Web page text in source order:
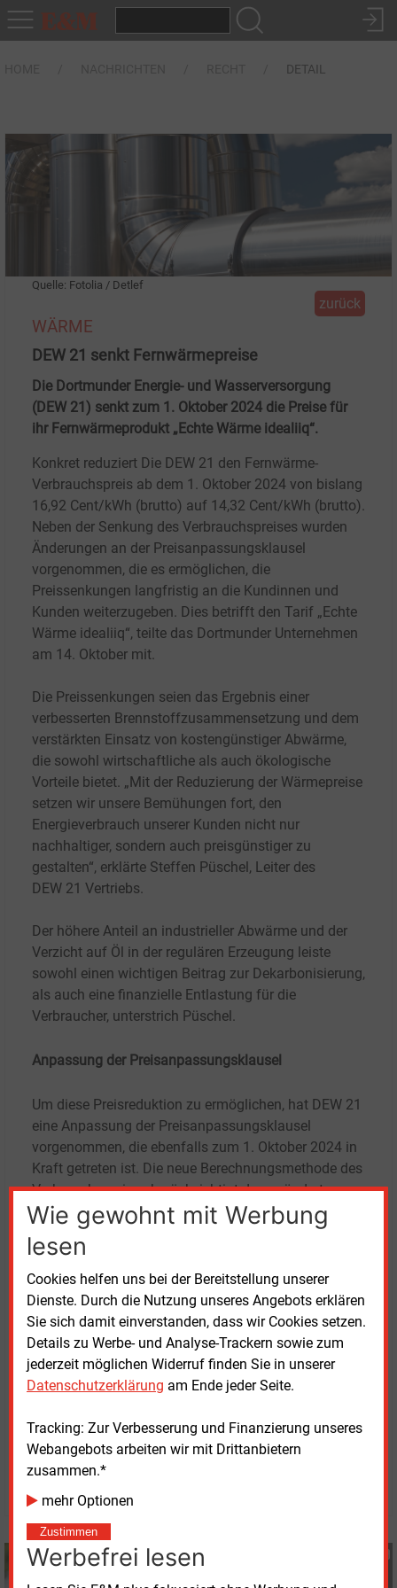
DETAIL
Wie gewohnt mit Werbung
lesen
Cookies helfen uns bei der Bereitstellung unserer
Dienste. Durch die Nutzung unseres Angebots erklären
Sie sich damit einverstanden, dass wir Cookies setzen.
Details zu Werbe- und Analyse-Trackern sowie zum
jederzeit möglichen Widerruf finden Sie in unserer
Datenschutzerklärung am Ende jeder Seite.
Tracking: Zur Verbesserung und Finanzierung unseres
Webangebots arbeiten wir mit Drittanbietern
zusammen.*
mehr Optionen
Zustimmen
Werbefrei lesen
Quelle: Fotolia / Detlef
zurück
WÄRME
DEW 21 senkt Fernwärmepreise
Die Dortmunder Energie- und Wasserversorgung
(DEW 21) senkt zum 1. Oktober 2024 die Preise für
ihr Fernwärmeprodukt „Echte Wärme idealiiq“.
Konkret reduziert Die DEW 21 den Fernwärme-
Verbrauchspreis ab dem 1.
Oktober 2024 von bislang
16,92 Cent/kWh (brutto) auf 14,32 Cent/kWh (brutto).
Neben der Senkung des Verbrauchspreises wurden
Änderungen an der Preisanpassungsklausel
vorgenommen, die es ermöglichen, die
Preissenkungen langfristig an die Kundinnen und
Kunden weiterzugeben. Dies betrifft den Tarif „Echte
Wärme idealiiq“, teilte das Dortmunder Unternehmen
am 14. Oktober mit.
Die Preissenkungen seien das Ergebnis einer
verbesserten Brennstoffzusammensetzung und dem
verstärkten Einsatz von kostengünstiger Abwärme,
die sowohl wirtschaftliche als auch ökologische
Vorteile bietet. „Mit der Reduzierung der Wärmepreise
setzen wir unsere Bemühungen fort, den
Energieverbrauch unserer Kunden nicht nur
nachhaltiger, sondern auch preisgünstiger zu
gestalten“, erklärte Steffen Püschel, Leiter des
DEW 21 Vertriebs.
Der höhere Anteil an industrieller Abwärme und der
Verzicht auf Öl in der regulären Erzeugung leiste
sowohl einen wichtigen Beitrag zur Dekarbonisierung,
als auch eine finanzielle Entlastung für die
Verbraucher, unterstrich Püschel.
Anpassung der Preisanpassungsklausel
Um diese Preisreduktion zu ermöglichen, hat DEW 21
eine Anpassung der Preisanpassungsklausel
vorgenommen, die ebenfalls zum 1.
Oktober 2024 in
Kraft getreten ist. Die neue Berechnungsmethode des
Verbrauchspreises berücksichtigt den geänderten
Wärmeerzeugungsmix und sei für die Kunden leichter
nachvollziehbar.
Die Änderung der Klausel bietet natürlich auch die
Möglichkeit, den Vertrag außerordentlich zu
kündigen. Alle betroffenen Kunden wurden bereits
schriftlich über alle Details der Preisänderung und die
neuen Vertragsbedingungen informiert, so das
Unternehmen.
Montag, 14.10.2024, 13:50 Uhr
Susanne Harmsen